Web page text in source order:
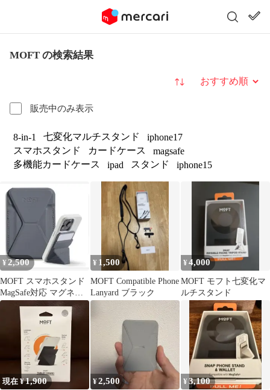
MOFT の検索結果
販売中のみ表示
並び替え
8-in-1 七変化マルチスタンド
iphone17
スマホスタンド
カードケース
magsafe
多機能カードケース
ipad スタンド iphone15
¥ 2,500
MOFT スマホスタンド
MagSafe対応 マグネッ
ト iPhone
¥ 1,500
MOFT Compatible Phone
Lanyard ブラック
¥4,000
MOFT モフト七変化マ
ルチスタンド
現在 ¥1,900 ¥2,500 ¥3,100